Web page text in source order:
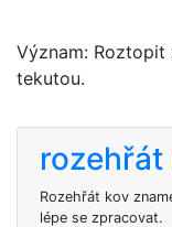
Význam: Roztopit
tekutou.
rozehřát
Rozehřát kov
lépe se zpracovat.